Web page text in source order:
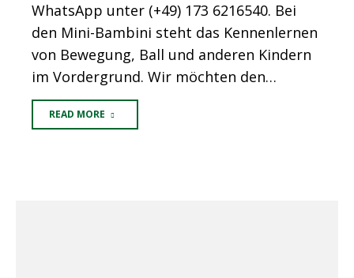
WhatsApp unter (+49) 173 6216540. Bei
den Mini-Bambini steht das Kennenlernen
von Bewegung, Ball und anderen Kindern
im Vordergrund. Wir möchten den…
READ MORE